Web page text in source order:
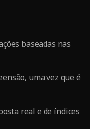
baseadas nas
uma vez que é
real e de índices